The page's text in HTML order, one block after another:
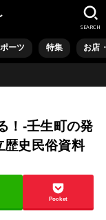
ーツ 特集 お店
SEARCH
！-壬生町の発
歴史民俗資料
Pocket